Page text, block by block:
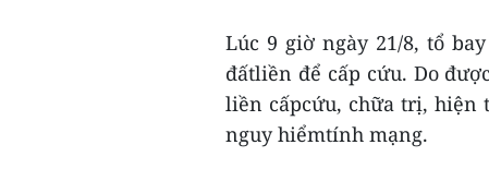
Lúc 9 giờ ngày 21/8, tổ
đấtliền để cấp cứu. Do
liền cấpcứu, chữa trị, hiện
nguy hiểmtính mạng.